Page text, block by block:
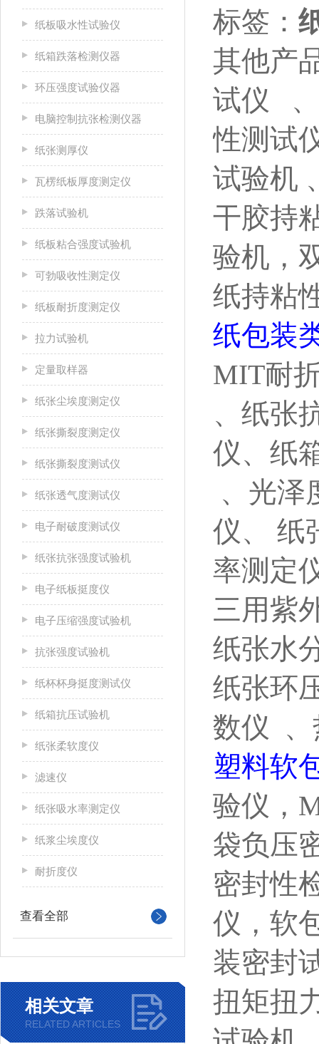
纸板吸水性试验仪
纸箱跌落检测仪器
环压强度试验仪器
电脑控制抗张检测仪器
纸张测厚仪
瓦楞纸板厚度测定仪
跌落试验机
纸板粘合强度试验机
可勃吸收性测定仪
纸板耐折度测定仪
拉力试验机
定量取样器
纸张尘埃度测定仪
纸张撕裂度测定仪
纸张撕裂度测试仪
纸张透气度测试仪
电子耐破度测试仪
纸张抗张强度试验机
电子纸板挺度仪
电子压缩强度试验机
抗张强度试验机
纸杯杯身挺度测试仪
纸箱抗压试验机
纸张柔软度仪
滤速仪
纸张吸水率测定仪
纸浆尘埃度仪
耐折度仪
查看全部
相关文章
RELATED ARTICLES
标签：
其他产
试仪 、
性测试
试验机
干胶持
验机，
纸持粘
纸包装
MIT耐
、纸张
仪、纸
、光泽
仪、 纸
率测定
三用紫
纸张水
纸张环
数仪 、
塑料软
验仪，
袋负压
密封性
仪，软
装密封
扭矩扭